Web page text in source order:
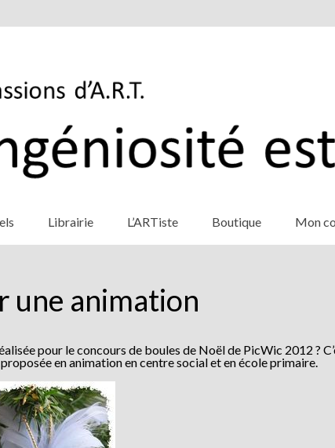
Librairie L’ARTiste Boutique Mon
une animation
pour le concours de boules de Noël de PicWic 2012 ?
en animation en centre social et en école primaire.